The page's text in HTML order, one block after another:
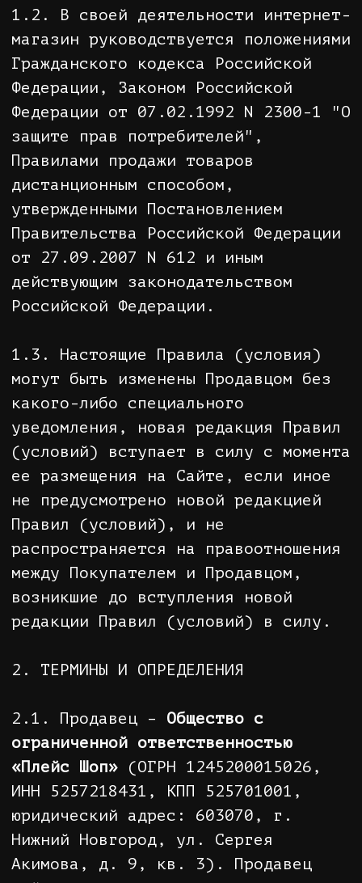
от 27.09.2007 N 612 и иным
действующим законодательством
Российской Федерации.
1.3. Настоящие Правила (условия)
могут быть изменены Продавцом без
какого-либо специального
уведомления, новая редакция Правил
(условий) вступает в силу с момента
ее размещения на Сайте, если иное
не предусмотрено новой редакцией
Правил (условий), и не
распространяется на правоотношения
между Покупателем и Продавцом,
возникшие до вступления новой
редакции Правил (условий) в силу.
2. ТЕРМИНЫ И ОПРЕДЕЛЕНИЯ
2.1. Продавец –Общество с
ограниченной ответственностью
«Плейс Шоп»(ОГРН 1245200015026,
ИНН 5257218431, КПП 525701001,
Нижний Новгород, ул. Сергея
Акимова, д. 9, кв. 3). Продавец
действует от своего имени и в своих
интересах.
2.2. Интернет-магазин – площадка
предназначенная для предоставления
покупателю посредством сети
Интернет сведений, необходимых для
совершения покупки, в том числе об
ассортименте товаров, ценах,
оплаты и доставки, для приема от
покупателей посредством сети
приобрести товары, а также для
обеспечения возможности доставки
товаров продавцом либо его
подрядчиком по указанному
покупателем адресу, либо до пункта
самовывоза.
2.3. Веб-сайт интернет-магазина /
Сайт - принадлежащая продавцу и
администрируемая им совокупность